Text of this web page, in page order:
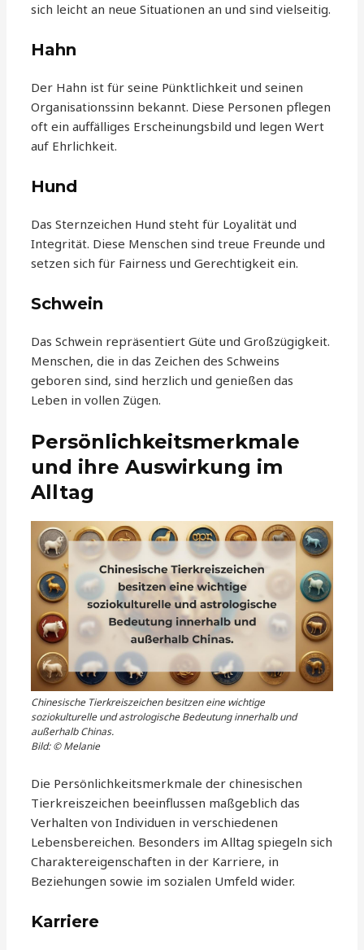
sich leicht an neue Situationen an und sind vielseitig.
Hahn
Der Hahn ist für seine Pünktlichkeit und seinen
Organisationssinn bekannt. Diese Personen pflegen
oft ein auffälliges Erscheinungsbild und legen Wert
auf Ehrlichkeit.
Hund
Das Sternzeichen Hund steht für Loyalität und
Integrität. Diese Menschen sind treue Freunde und
setzen sich für Fairness und Gerechtigkeit ein.
Schwein
Das Schwein repräsentiert Güte und Großzügigkeit.
Menschen, die in das Zeichen des Schweins
geboren sind, sind herzlich und genießen das
Leben in vollen Zügen.
Persönlichkeitsmerkmale
und ihre Auswirkung im
Alltag
Chinesische Tierkreiszeichen besitzen eine wichtige
soziokulturelle und astrologische Bedeutung innerhalb und
außerhalb Chinas.
Bild: © Melanie
Die Persönlichkeitsmerkmale der chinesischen
Tierkreiszeichen beeinflussen maßgeblich das
Verhalten von Individuen in verschiedenen
Lebensbereichen. Besonders im Alltag spiegeln sich
Charaktereigenschaften in der Karriere, in
Beziehungen sowie im sozialen Umfeld wider.
Karriere